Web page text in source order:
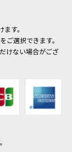
す。
ご選択できます。
けない場合がござ